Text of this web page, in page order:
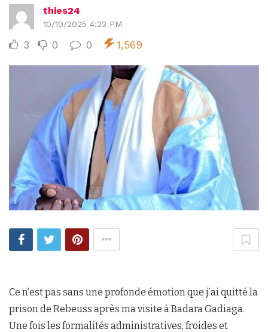
thies24
10/10/2025 4:23 PM
3 0 0 1,569
Ce n’est pas sans une profonde émotion que j’ai quitté la
prison de Rebeuss après ma visite à Badara Gadiaga.
Une fois les formalités administratives, froides et